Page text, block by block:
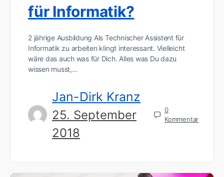
für Informatik?
2 jährige Ausbildung Als Technischer Assistent für
Informatik zu arbeiten klingt interessant. Vielleicht
wäre das auch was für Dich. Alles was Du dazu
wissen musst,…
Jan-Dirk Kranz
25. September
2018
0
Kommentar